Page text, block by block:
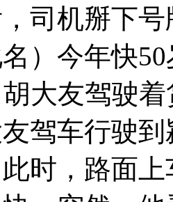
司机掰下
）今年快
大友驾驶
驾车行驶
时，路面